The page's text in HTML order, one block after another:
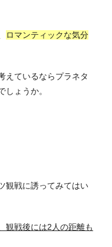
ロマンティックな気分
えているならプラネタ
しょうか。
観戦に誘ってみてはい
観戦後には2人の距離も